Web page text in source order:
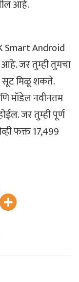
आहे.
Smart Android
जर तुम्ही तुमचा
सूट मिळू शकते.
मॉडेल नवीनतम
जर तुम्ही पूर्ण
फक्त 17,499